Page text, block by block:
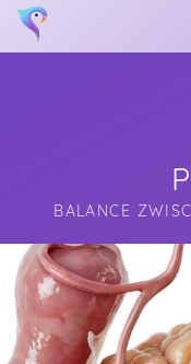
BALANCE
Soon you will learn